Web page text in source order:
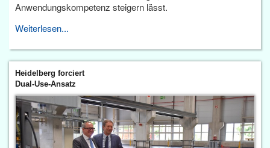
Anwendungskompetenz steigern lässt.
Weiterlesen...
Heidelberg forciert
Dual-Use-Ansatz